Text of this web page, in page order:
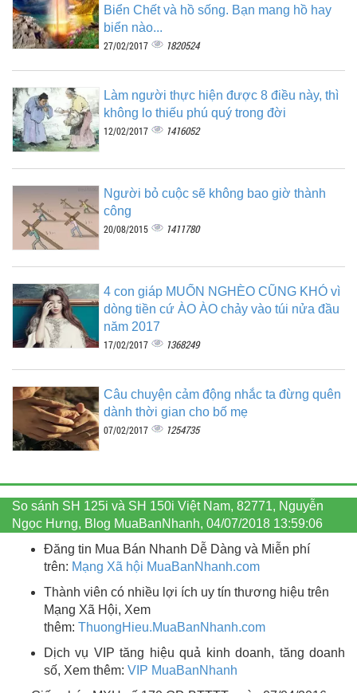
Biển Chết và hồ sống. Bạn mang hồ hay
biển nào...
27/02/2017 1820524
Làm người thực hiện được 8 điều này, thì
không lo thiếu phú quý trong đời
12/02/2017 1416052
Người bỏ cuộc sẽ không bao giờ thành
công
20/08/2015 1411780
4 con giáp MUỐN NGHÈO CŨNG KHÓ vì
dòng tiền cứ ÀO ÀO chảy vào túi nửa đầu
năm 2017
17/02/2017 1368249
Câu chuyện cảm động nhắc ta đừng quên
dành thời gian cho bố mẹ
07/02/2017 1254735
So sánh SH 125i và SH 150i Việt Nam, 82771, Nguyễn
Ngọc Hưng, Blog MuaBanNhanh, 04/07/2018 13:59:06
Đăng tin Mua Bán Nhanh Dễ Dàng và Miễn phí
trên: Mạng Xã hội MuaBanNhanh.com
Thành viên có nhiều lợi ích uy tín thương hiệu trên
Mạng Xã Hội, Xem
thêm: ThuongHieu.MuaBanNhanh.com
Dịch vụ VIP tăng hiệu quả kinh doanh, tăng doanh
số, Xem thêm: VIP MuaBanNhanh